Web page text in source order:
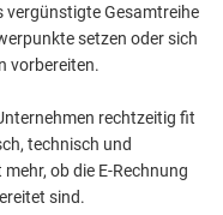
vergünstigte Gesamtreihe
setzen oder sich
vorbereiten.
rechtzeitig fit
technisch und
ob die E-Rechnung
sind.